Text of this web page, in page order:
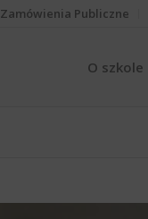
Zamówienia Publiczne
O szkole